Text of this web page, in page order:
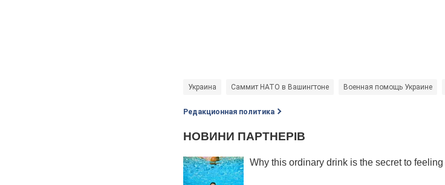
Украина Саммит НАТО в Вашингтоне Военная помощь Украине
Редакционная политика